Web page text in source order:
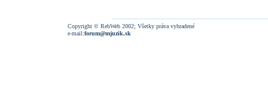
Copyright © RebWeb 2002; Všetky práva vyhradené
e-mail:forum@mjuzik.sk